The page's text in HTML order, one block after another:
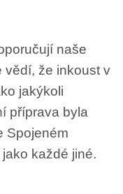
naše
vědí, že inkoust v
jakýkoli
příprava byla
Spojeném
každé jiné.